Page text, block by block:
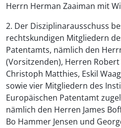
Herrn Herman Zaaiman mit
2. Der Disziplinarausschuss
rechtskundigen Mitgliedern
Patentamts, nämlich den
(Vorsitzenden), Herren
Christoph Matthies, Eskil
sowie vier Mitgliedern des
Europäischen Patentamt
nämlich den Herren James
Bo Hammer Jensen und